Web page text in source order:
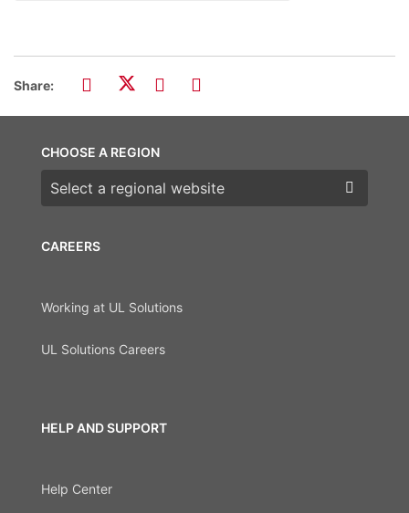
Share:
CAREERS
Working at UL Solutions
UL Solutions Careers
HELP AND SUPPORT
Help Center
CHOOSE A REGION
Choose a region